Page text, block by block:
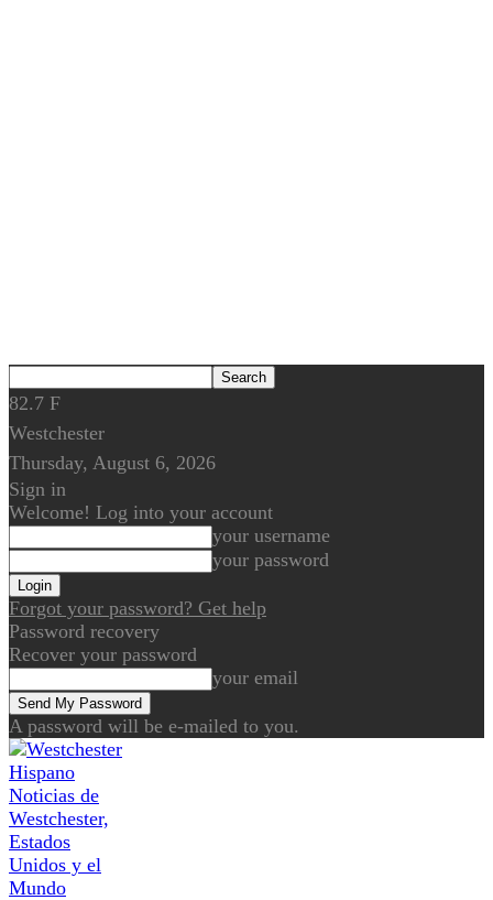
82.7 F
Westchester
Thursday, August 6, 2026
Sign in
Welcome! Log into your account
your username
your password
Forgot your password? Get help
Password recovery
Recover your password
your email
A password will be e-mailed to you.
Noticias de
Westchester,
Estados
Unidos y el
Mundo